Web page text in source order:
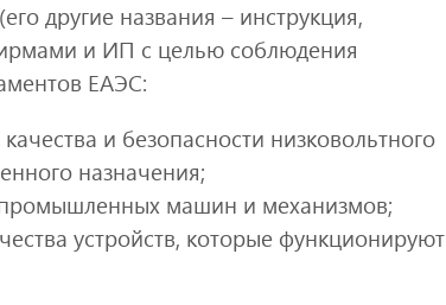
другие названия – инструкция,
и ИП с целью соблюдения
ЕАЭС:
и безопасности низковольтного
назначения;
машин и механизмов;
устройств, которые функционируют